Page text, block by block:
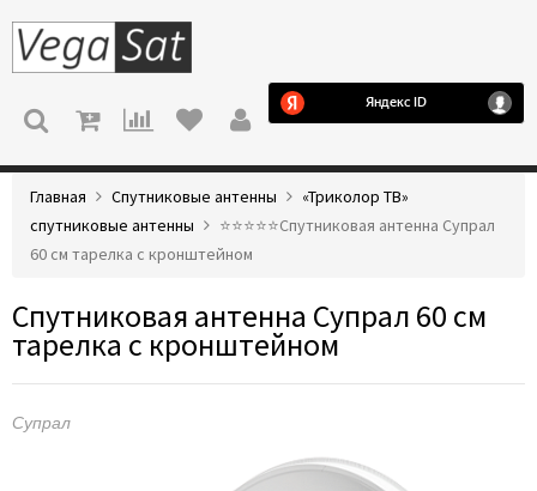
МЕНЮ
Главная Спутниковые антенны
«Триколор ТВ»
спутниковые антенны
⭐️⭐️⭐️⭐️⭐️Спутниковая антенна Супрал
60 см тарелка с кронштейном
Спутниковая антенна Супрал 60 см
тарелка с кронштейном
Супрал